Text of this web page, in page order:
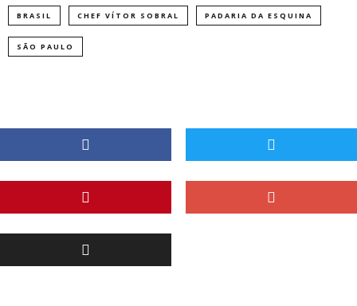
BRASIL CHEF VÍTOR SOBRAL PADARIA DA ESQUINA
SÃO PAULO